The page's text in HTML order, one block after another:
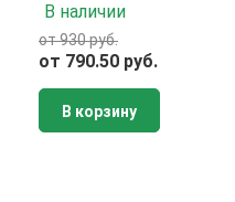
В наличии
от 930 руб.
от 790.50 руб.
В корзину